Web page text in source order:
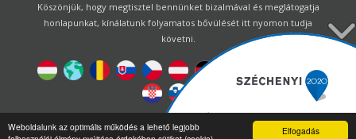
Elfogadás
Weboldalunk az optimális működés a lehető legjobb
Köszönjük, hogy megtisztel bennünket bizalmával és meglátogatja
honlapunkat, kínálatunk folyamatos bővülését itt nyomon tudja
követni.
Designed by Energofish Kft